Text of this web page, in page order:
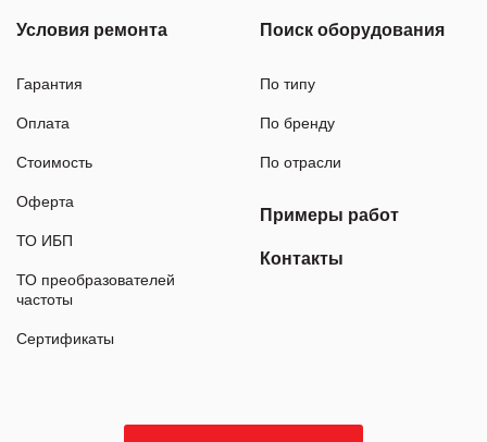
Условия ремонта
Гарантия
Оплата
Стоимость
Оферта
ТО ИБП
ТО преобразователей
частоты
Сертификаты
Поиск оборудования
По типу
По бренду
По отрасли
Примеры работ
Контакты